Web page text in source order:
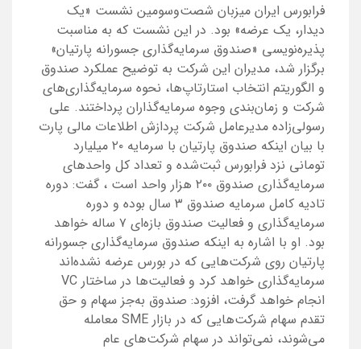
فرابورس ایران میزبان شصت‌وسومین نشست «یک
دیدار، یک عرضه» بود. در این نشست که به مناسبت
پذیره‌نویسی «صندوق سرمایه‌گذاری جسورانه پارتیان»
برگزار شد، مدیران این شرکت به توضیح عملکرد صندوق
و الگوریتم انتخاب استارتاپ‌ها، نحوه سرمایه‌گذاری‌های
شرکت و زمان‌بندی وجوه سرمایه‌گذاران پرداختند. علی
رسولی‌زاده مدیرعامل شرکت پردازش اطلاعات مالی پارت
با بیان اینکه صندوق پارتیان با سرمایه ۲۰ میلیارد
تومانی نزد فرابورس ثبت‌شده و تعداد کل واحدهای
سرمایه‌گذاری صندوق ۲۰۰ هزار واحد است ، گفت: دوره
تادیه کامل سرمایه صندوق ۳ سال بوده و دوره
سرمایه‌گذاری و فعالیت صندوق بازه‌ای ۷ ساله خواهد
بود. او با اشاره به اینکه صندوق سرمایه‌گذاری جسورانه
پارتیان روی شرکت‌هایی که در بورس عرضه نشده‌اند
سرمایه‌گذاری خواهد کرد و فعالیت‌ها در ساختار VC
انجام خواهد گرفت، افزود: صندوق به‌جز سهام و حق
تقدم سهام شرکت‌هایی که در بازار SME معامله
می‌شوند، نمی‌تواند در سهام شرکت‌های عام